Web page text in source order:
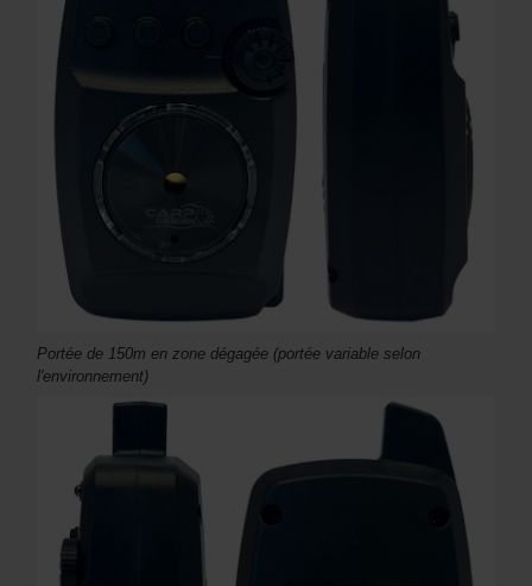
Portée de 150m en zone dégagée (portée variable selon
l'environnement)